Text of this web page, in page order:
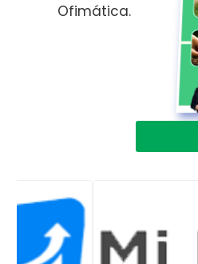
Ofimática.